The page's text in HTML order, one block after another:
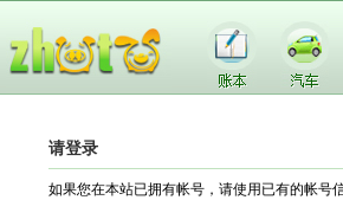
请登录
如果您在本站已拥有帐号，请使用已有的帐号